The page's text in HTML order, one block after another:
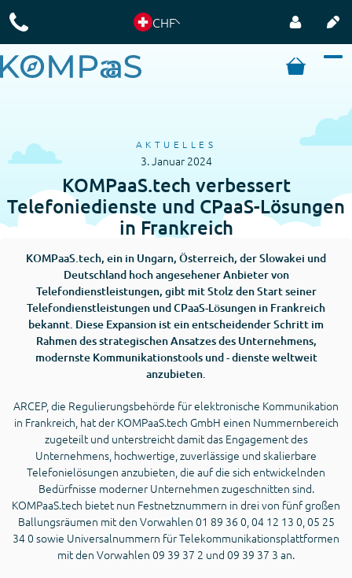
CHF
AKTUELLES
3. Januar 2024
KOMPaaS.tech verbessert
Telefoniedienste und CPaaS-Lösungen
in Frankreich
KOMPaaS.tech, ein in Ungarn, Österreich, der Slowakei und
Deutschland hoch angesehener Anbieter von
Telefondienstleistungen, gibt mit Stolz den Start seiner
Telefondienstleistungen und CPaaS-Lösungen in Frankreich
bekannt. Diese Expansion ist ein entscheidender Schritt im
Rahmen des strategischen Ansatzes des Unternehmens,
modernste Kommunikationstools und - dienste weltweit
anzubieten.
ARCEP, die Regulierungsbehörde für elektronische Kommunikation
in Frankreich, hat der KOMPaaS.tech GmbH einen Nummernbereich
zugeteilt und unterstreicht damit das Engagement des
Unternehmens, hochwertige, zuverlässige und skalierbare
Telefonielösungen anzubieten, die auf die sich entwickelnden
Bedürfnisse moderner Unternehmen zugeschnitten sind.
KOMPaaS.tech bietet nun Festnetznummern in drei von fünf großen
Ballungsräumen mit den Vorwahlen 01 89 36 0, 04 12 13 0, 05 25
34 0 sowie Universalnummern für Telekommunikationsplattformen
mit den Vorwahlen 09 39 37 2 und 09 39 37 3 an.